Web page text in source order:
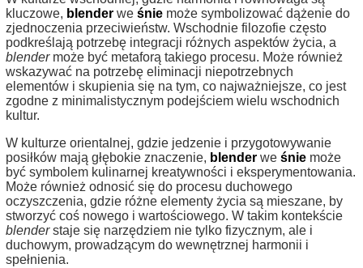
kluczowe, blender we śnie może symbolizować dążenie do
zjednoczenia przeciwieństw. Wschodnie filozofie często
podkreślają potrzebę integracji różnych aspektów życia, a
blendermoże być metaforą takiego procesu. Może również
wskazywać na potrzebę eliminacji niepotrzebnych
elementów i skupienia się na tym, co najważniejsze, co jest
zgodne z minimalistycznym podejściem wielu wschodnich
kultur.
W kulturze orientalnej, gdzie jedzenie i przygotowywanie
posiłków mają głębokie znaczenie, blender we śnie może
być symbolem kulinarnej kreatywności i eksperymentowania.
Może również odnosić się do procesu duchowego
oczyszczenia, gdzie różne elementy życia są mieszane, by
stworzyć coś nowego i wartościowego. W takim kontekście
blenderstaje się narzędziem nie tylko fizycznym, ale i
duchowym, prowadzącym do wewnętrznej harmonii i
spełnienia.